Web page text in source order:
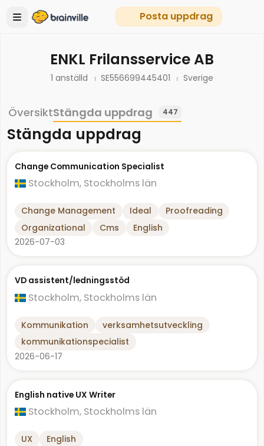
Posta uppdrag
ENKL Frilansservice AB
1 anställd SE556699445401 Sverige
ÖversiktStängda uppdrag 447
Stängda uppdrag
Change Communication Specialist
Stockholm, Stockholms län
Change Management Ideal
Proofreading
Organizational
Cms
English
2026-07-03
VD assistent/ledningsstöd
Stockholm, Stockholms län
Kommunikation
verksamhetsutveckling
kommunikationspecialist
2026-06-17
English native UX Writer
Stockholm, Stockholms län
UX
English